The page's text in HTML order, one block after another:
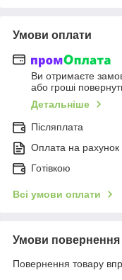
Умови оплати
Ви отримаєте
або гроші
Детальніше
Післяплата
Оплата на рахунок
Готівкою
Всі умови оплати
Умови повернення
Повернення товару